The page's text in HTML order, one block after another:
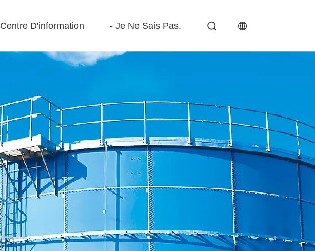
Centre D'information - Je Ne Sais Pas.